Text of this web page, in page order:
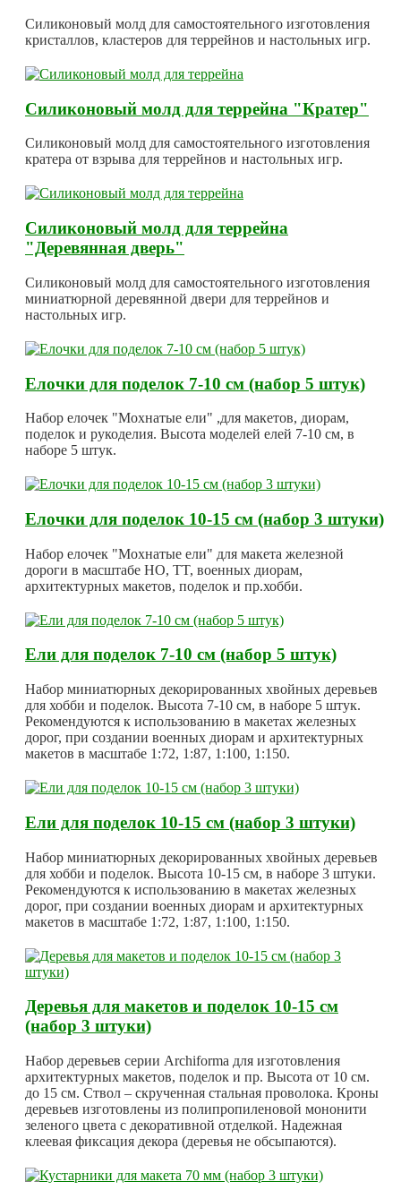
Силиконовый молд для самостоятельного изготовления
кристаллов, кластеров для террейнов и настольных игр.
Силиконовый молд для террейна "Кратер"
Силиконовый молд для самостоятельного изготовления
кратера от взрыва для террейнов и настольных игр.
Силиконовый молд для террейна
"Деревянная дверь"
Силиконовый молд для самостоятельного изготовления
миниатюрной деревянной двери для террейнов и
настольных игр.
Елочки для поделок 7-10 см (набор 5 штук)
Набор елочек "Мохнатые ели" ,для макетов, диорам,
поделок и рукоделия. Высота моделей елей 7-10 см, в
наборе 5 штук.
Елочки для поделок 10-15 см (набор 3 штуки)
Набор елочек "Мохнатые ели" для макета железной
дороги в масштабе HO, TT, военных диорам,
архитектурных макетов, поделок и пр.хобби.
Ели для поделок 7-10 см (набор 5 штук)
Набор миниатюрных декорированных хвойных деревьев
для хобби и поделок. Высота 7-10 см, в наборе 5 штук.
Рекомендуются к использованию в макетах железных
дорог, при создании военных диорам и архитектурных
макетов в масштабе 1:72, 1:87, 1:100, 1:150.
Ели для поделок 10-15 см (набор 3 штуки)
Набор миниатюрных декорированных хвойных деревьев
для хобби и поделок. Высота 10-15 см, в наборе 3 штуки.
Рекомендуются к использованию в макетах железных
дорог, при создании военных диорам и архитектурных
макетов в масштабе 1:72, 1:87, 1:100, 1:150.
Деревья для макетов и поделок 10-15 см
(набор 3 штуки)
Набор деревьев серии Archiforma для изготовления
архитектурных макетов, поделок и пр. Высота от 10 см.
до 15 см. Ствол – скрученная стальная проволока. Кроны
деревьев изготовлены из полипропиленовой мононити
зеленого цвета с декоративной отделкой. Надежная
клеевая фиксация декора (деревья не обсыпаются).